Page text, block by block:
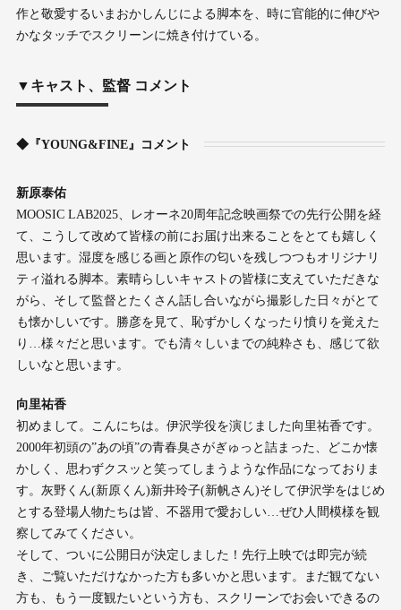
作と敬愛するいまおかしんじによる脚本を、時に官能的に伸びや
かなタッチでスクリーンに焼き付けている。
▼キャスト、監督 コメント
◆『YOUNG&FINE』コメント
新原泰佑
MOOSIC LAB2025、レオーネ20周年記念映画祭での先行公開を経
て、こうして改めて皆様の前にお届け出来ることをとても嬉しく
思います。湿度を感じる画と原作の匂いを残しつつもオリジナリ
ティ溢れる脚本。素晴らしいキャストの皆様に支えていただきな
がら、そして監督とたくさん話し合いながら撮影した日々がとて
も懐かしいです。勝彦を見て、恥ずかしくなったり憤りを覚えた
り…様々だと思います。でも清々しいまでの純粋さも、感じて欲
しいなと思います。
向里祐香
初めまして。こんにちは。伊沢学役を演じました向里祐香です。
2000年初頭の”あの頃”の青春臭さがぎゅっと詰まった、どこか懐
かしく、思わずクスッと笑ってしまうような作品になっておりま
す。灰野くん(新原くん)新井玲子(新帆さん)そして伊沢学をはじめ
とする登場人物たちは皆、不器用で愛おしい…ぜひ人間模様を観
察してみてください。
そして、ついに公開日が決定しました！先行上映では即完が続
き、ご覧いただけなかった方も多いかと思います。まだ観てない
方も、もう一度観たいという方も、スクリーンでお会いできるの